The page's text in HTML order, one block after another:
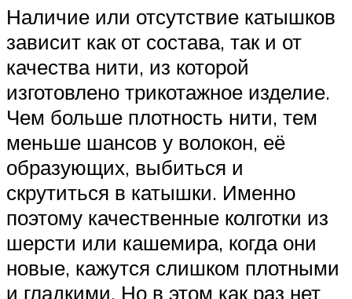
Наличие или отсутствие катышков
зависит как от состава, так и от
качества нити, из которой
изготовлено трикотажное изделие.
Чем больше плотность нити, тем
меньше шансов у волокон, её
образующих, выбиться и
скрутиться в катышки. Именно
поэтому качественные колготки из
шерсти или кашемира, когда они
новые, кажутся слишком плотными
и гладкими. Но в этом как раз нет